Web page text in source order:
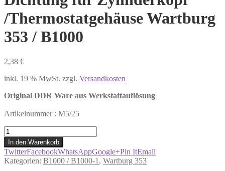
/Thermostatgehäuse Wartburg
353 / B1000
2,38 €
inkl. 19 % MwSt. zzgl. Versandkosten
Original DDR Ware aus Werkstattauflösung
Artikelnummer : M5/25
Dichtung
für
Zylinderkopf
/Thermostatgehäuse
Wartburg
In den Warenkorb
TwitterFacebookWhatsAppGoogle+Pin ItEmail
Kategorien: B1000 / B1000-1 , Wartburg 353